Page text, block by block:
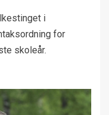
i
for
skoleår.